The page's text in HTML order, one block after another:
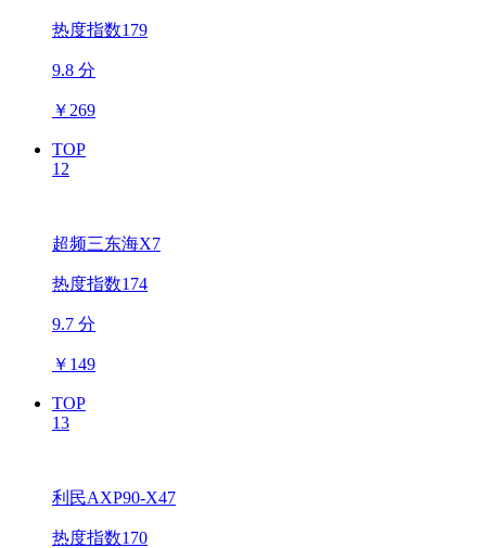
热度指数179
9.8 分
￥ 269
TOP
12
超频三东海X7
热度指数174
9.7 分
￥ 149
TOP
13
利民AXP90-X47
热度指数170